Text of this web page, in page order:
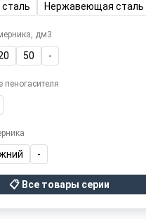
Нержавеющая сталь
дм3
50 -
пеногасителя
-
📋 Все товары серии